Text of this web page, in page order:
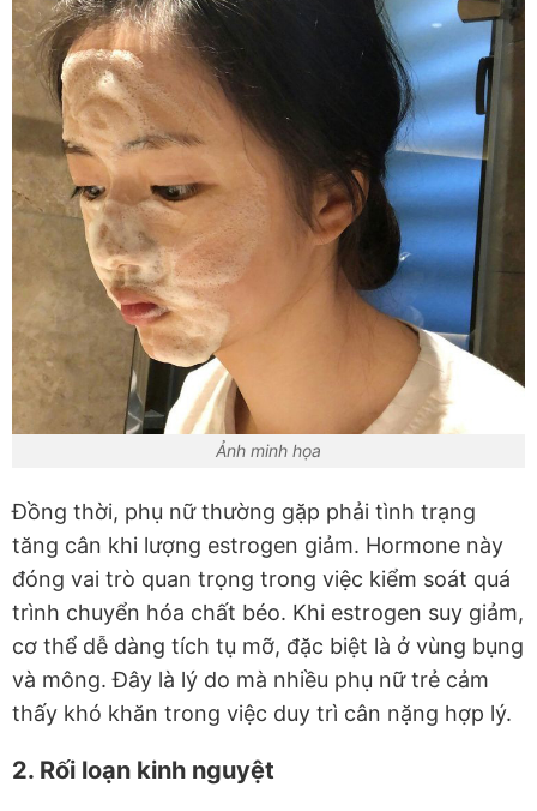
Ảnh minh họa
Đồng thời, phụ nữ thường gặp phải tình trạng
tăng cân khi lượng estrogen giảm. Hormone này
đóng vai trò quan trọng trong việc kiểm soát quá
trình chuyển hóa chất béo. Khi estrogen suy giảm,
cơ thể dễ dàng tích tụ mỡ, đặc biệt là ở vùng bụng
và mông. Đây là lý do mà nhiều phụ nữ trẻ cảm
thấy khó khăn trong việc duy trì cân nặng hợp lý.
2. Rối loạn kinh nguyệt